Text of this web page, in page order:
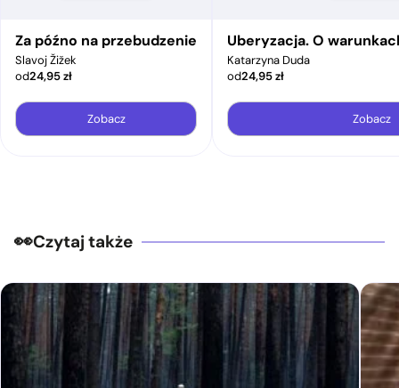
Za późno na przebudzenie
Slavoj Žižek
od24,95zł
Zobacz
Uberyzacja. O
Katarzyna Duda
od24,95zł
Zobacz
Czytaj także